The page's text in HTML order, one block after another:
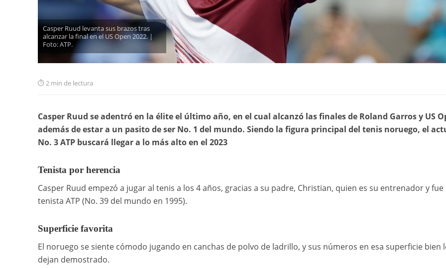
Casper Ruud levanta sus brazos tras
alcanzar la final en el US Open 2022. |
Foto: ATP.
2 min de lectura
Casper Ruud se adentró en la élite el último año, en el cual alcanzó las finales de Roland Garros y US
además de estar a un pasito de ser No. 1 del mundo. Siendo la figura principal del tenis noruego, el
No. 3 ATP buscará llegar a lo más alto en el 2023
Tenista por herencia
Casper Ruud empezó a jugar al tenis a los 4 años, gracias a su padre, Christian, quien es su entrenador y fue
tenista ATP (No. 39 del mundo en 1995).
Superficie favorita
El noruego se siente cómodo jugando en canchas de polvo de ladrillo, y sus números en esa superficie bien
dejan demostrado.